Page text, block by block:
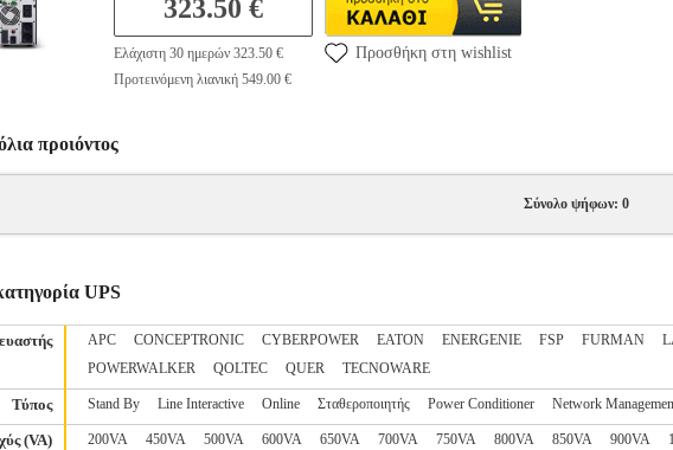
323.50 €
Ελάχιστη 30 ημερών 323.50 €
Προτεινόμενη λιανική 549.00 €
Προσθήκη στη wishlist
προιόντος
Σύνολο ψήφων: 0
UPS
APC CONCEPTRONIC CYBERPOWER EATON ENERGENIE FSP FURMAN
POWERWALKER
QOLTEC QUER TECNOWARE
Τύπος Stand By Line Interactive Online Σταθεροποιητής Power Conditioner Network
(VA) 200VA 450VA 500VA 600VA 650VA 700VA 750VA 800VA 850VA 900VA